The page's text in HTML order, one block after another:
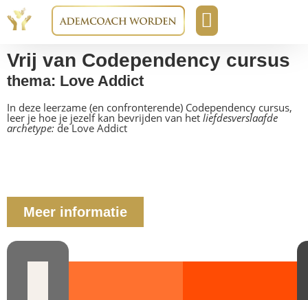
Vrij van Codependency cursus
thema: Love Addict
In deze leerzame (en confronterende) Codependency cursus,
leer je hoe je jezelf kan bevrijden van het liefdesverslaafde
archetype: de Love Addict
Meer informatie